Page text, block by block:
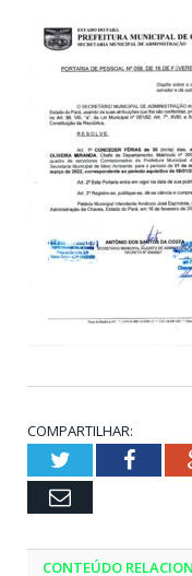
COMPARTILHAR:
Twitter
Email
CONTEÚDO